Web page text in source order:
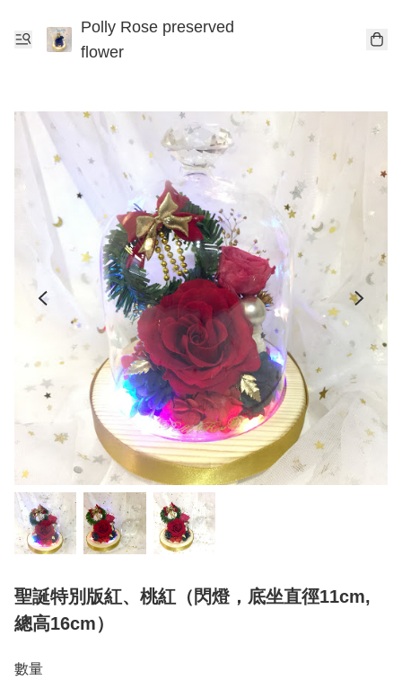
Polly Rose preserved
flower
聖誕特別版紅、桃紅（閃燈，底坐直徑11cm,
總高16cm）
數量